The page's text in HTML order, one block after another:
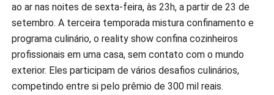
ao ar nas noites de sexta-feira, às 23h, a partir de 23 de
setembro. A terceira temporada mistura confinamento e
programa culinário, o reality show confina cozinheiros
profissionais em uma casa, sem contato com o mundo
exterior. Eles participam de vários desafios culinários,
competindo entre si pelo prêmio de 300 mil reais.